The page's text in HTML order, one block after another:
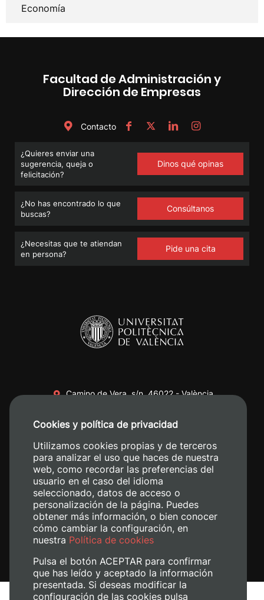
Economía
Facultad de Administración y
Dirección de Empresas
Contacto
¿Quieres enviar una
sugerencia, queja o
felicitación?
Dinos qué opinas
¿No has encontrado lo que
buscas?
Consúltanos
¿Necesitas que te atiendan
en persona?
Pide una cita
Camino de Vera, s/n. 46022 - València
+34 620 04 00 50
Cookies y política de privacidad
Utilizamos cookies propias y de terceros
para analizar el uso que haces de nuestra
web, como recordar las preferencias del
usuario en el caso del idioma
seleccionado, datos de acceso o
personalización de la página. Puedes
obtener más información, o bien conocer
cómo cambiar la configuración, en
nuestra Política de cookies
Pulsa el botón ACEPTAR para confirmar
que has leído y aceptado la información
presentada. Si deseas modificar la
configuración de las cookies pulsa